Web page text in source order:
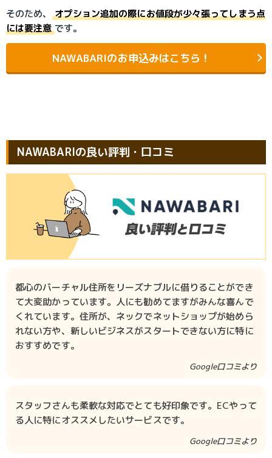
そのため、
オプション追加の際にお値段が少々張ってしまう点
には要注意です。
NAWABARIのお申込みはこちら！
NAWABARIの良い評判・口コミ
都心のバーチャル住所をリーズナブルに借りることができ
て大変助かっています。人にも勧めてますがみんな喜んで
くれています。住所が、ネックでネットショップが始めら
れない方や、新しいビジネスがスタートできない方に特に
おすすめです。
Google口コミより
スタッフさんも柔軟な対応でとても好印象です。ECやって
る人に特にオススメしたいサービスです。
Google口コミより